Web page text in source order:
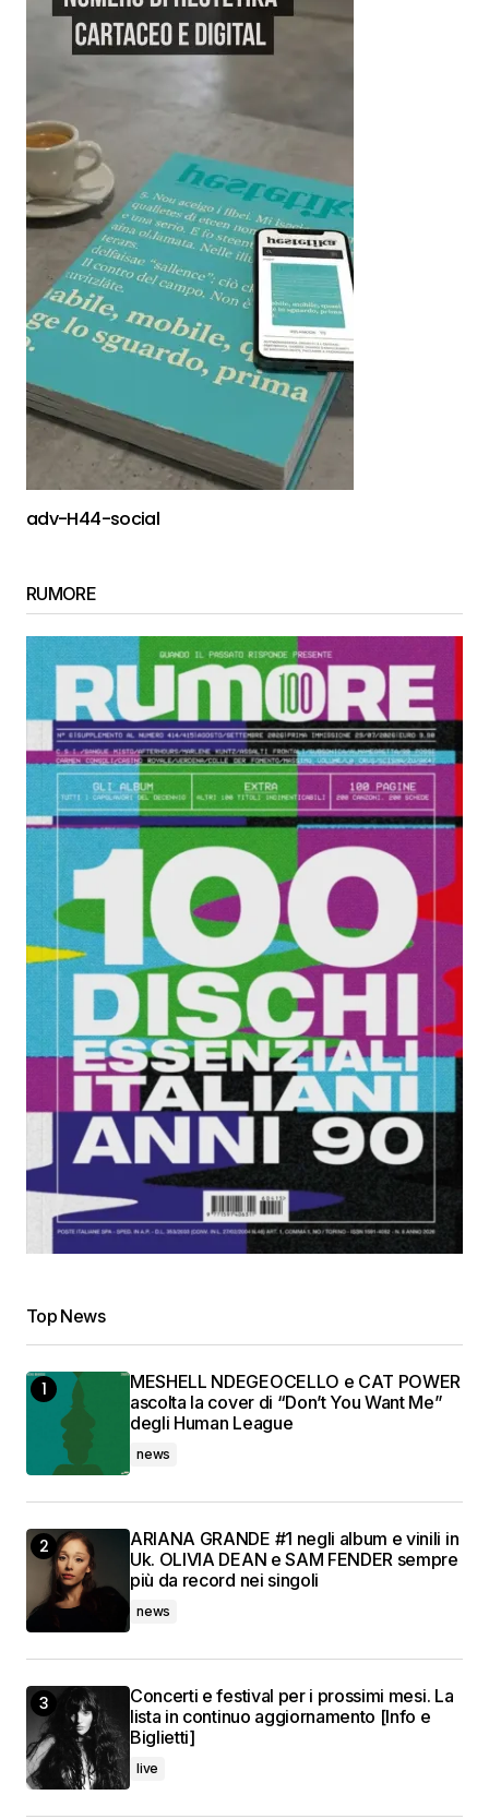
adv-H44-social
RUMORE
Top News
MESHELL NDEGEOCELLO e CAT POWER
ascolta la cover di “Don’t You Want Me”
degli Human League
news
ARIANA GRANDE #1 negli album e vinili in
Uk. OLIVIA DEAN e SAM FENDER sempre
più da record nei singoli
news
Concerti e festival per i prossimi mesi. La
lista in continuo aggiornamento [Info e
Biglietti]
live